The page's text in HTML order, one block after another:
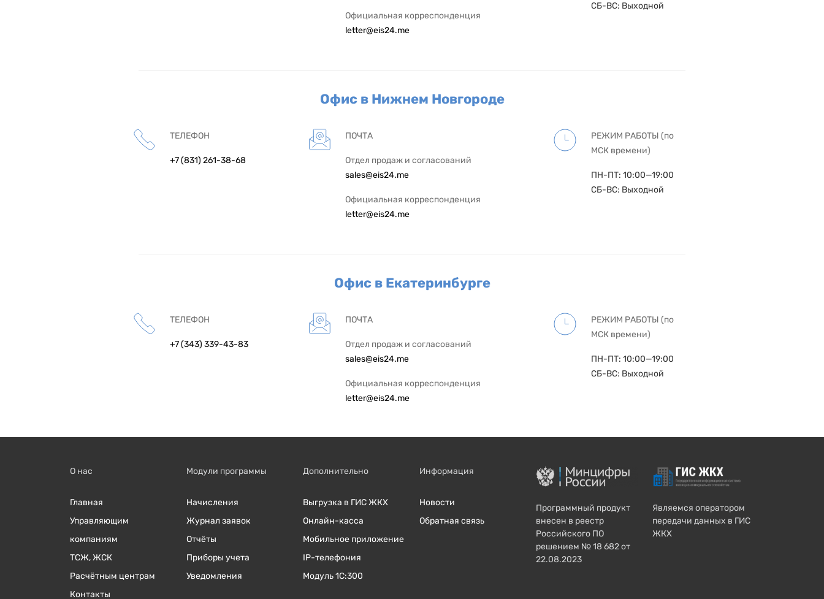
Официальная корреспонденция
letter@eis24.me
СБ-ВС: Выходной
Офис в Нижнем Новгороде
ТЕЛЕФОН
+7 (831) 261-38-68
ПОЧТА
Отдел продаж и согласований
sales@eis24.me
Официальная корреспонденция
letter@eis24.me
РЕЖИМ РАБОТЫ (по
МСК времени)
ПН-ПТ: 10:00—19:00
СБ-ВС: Выходной
Офис в Екатеринбурге
ТЕЛЕФОН
+7 (343) 339-43-83
ПОЧТА
Отдел продаж и согласований
sales@eis24.me
Официальная корреспонденция
letter@eis24.me
РЕЖИМ РАБОТЫ (по
МСК времени)
ПН-ПТ: 10:00—19:00
СБ-ВС: Выходной
О нас
Главная
Управляющим
компаниям
ТСЖ, ЖСК
Расчётным центрам
Контакты
Модули программы
Начисления
Журнал заявок
Отчёты
Приборы учета
Уведомления
Дополнительно
Выгрузка в ГИС ЖКХ
Онлайн-касса
Мобильное приложение
IP-телефония
Модуль 1С:300
Информация
Новости
Обратная связь
Программный продукт
внесен в реестр
Российского ПО
решением № 18 682 от
22.08.2023
Являемся оператором
передачи данных в ГИС
ЖКХ